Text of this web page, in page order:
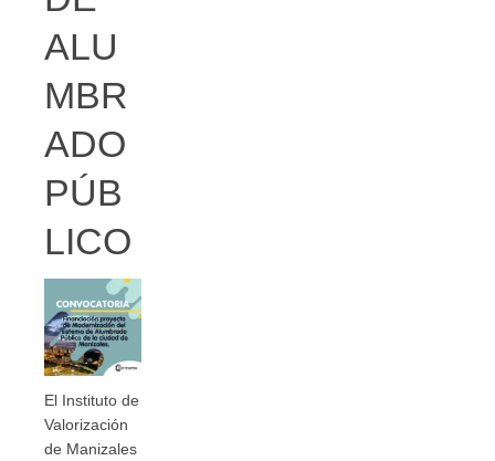
ALU
MBR
ADO
PÚB
LICO
El Instituto de
Valorización
de Manizales